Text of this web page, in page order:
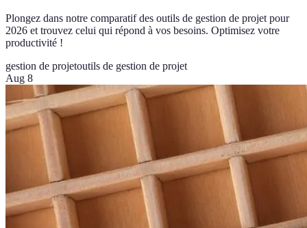
Plongez dans notre comparatif des outils de gestion de projet pour
2026 et trouvez celui qui répond à vos besoins. Optimisez votre
productivité !
gestion de projetoutils de gestion de projet
Aug 8